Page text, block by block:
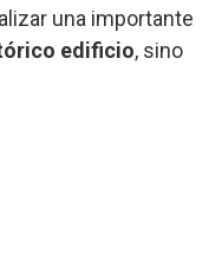
una importante
edificio, sino